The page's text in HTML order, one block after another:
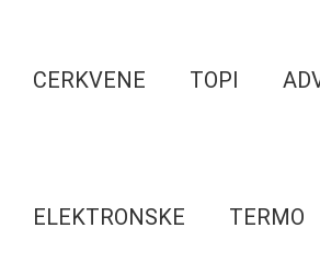
CERKVENE TOPI
ELEKTRONSKE TERMO